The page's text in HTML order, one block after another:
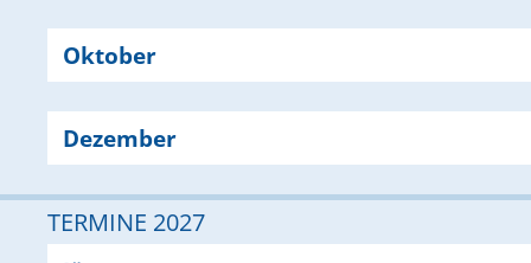
Oktober
Dezember
TERMINE 2027